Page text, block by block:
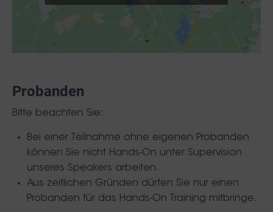
Probanden
Bitte beachten Sie:
Bei einer Teilnahme ohne eigenen Probanden
können Sie nicht Hands-On unter Supervision
unseres Speakers arbeiten.
Aus zeitlichen Gründen dürfen Sie nur einen
Probanden für das Hands-On Training mitbringe.